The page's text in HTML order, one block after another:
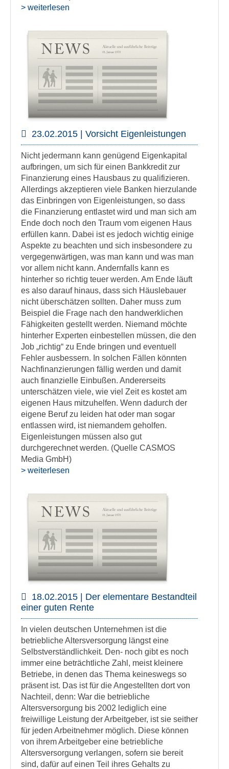
> weiterlesen
23.02.2015 | Vorsicht Eigenleistungen
Nicht jedermann kann genügend Eigenkapital
aufbringen, um sich für einen Bankkredit zur
Finanzierung eines Hausbaus zu qualifizieren.
Allerdings akzeptieren viele Banken hierzulande
das Einbringen von Eigenleistungen, so dass
die Finanzierung entlastet wird und man sich am
Ende doch noch den Traum vom eigenen Haus
erfüllen kann. Dabei ist es jedoch wichtig einige
Aspekte zu beachten und sich insbesondere zu
vergegenwärtigen, was man kann und was man
vor allem nicht kann. Andernfalls kann es
hinterher so richtig teuer werden. Am Ende läuft
es also darauf hinaus, dass sich Häuslebauer
nicht überschätzen sollten. Daher muss zum
Beispiel die Frage nach den handwerklichen
Fähigkeiten gestellt werden. Niemand möchte
hinterher Experten einbestellen müssen, die den
Job „richtig“ zu Ende bringen und eventuell
Fehler ausbessern. In solchen Fällen könnten
Nachfinanzierungen fällig werden und damit
auch finanzielle Einbußen. Andererseits
unterschätzen viele, wie viel Zeit es kostet am
eigenen Haus mitzuhelfen. Wenn dadurch der
eigene Beruf zu leiden hat oder man sogar
entlassen wird, ist niemandem geholfen.
Eigenleistungen müssen also gut
durchgerechnet werden. (Quelle CASMOS
Media GmbH)
> weiterlesen
18.02.2015 | Der elementare Bestandteil
einer guten Rente
In vielen deutschen Unternehmen ist die
betriebliche Altersversorgung längst eine
Selbstverständlichkeit. Den- noch gibt es noch
immer eine beträchtliche Zahl, meist kleinere
Betriebe, in denen das Thema keineswegs so
präsent ist. Das ist für die Angestellten dort von
Nachteil, denn: War die betriebliche
Altersversorgung bis 2002 lediglich eine
freiwillige Leistung der Arbeitgeber, ist sie seither
für jeden Arbeitnehmer möglich. Diese können
von ihrem Arbeitgeber eine betriebliche
Altersversorgung verlangen, sofern sie bereit
sind, dafür auf einen Teil ihres Gehalts zu